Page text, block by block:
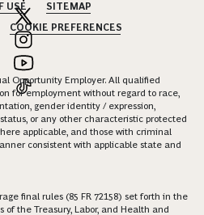
USE
SITEMAP
COOKIE PREFERENCES
Opportunity Employer. All qualified
for employment without regard to race,
gender identity / expression,
or any other characteristic protected
applicable, and those with criminal
consistent with applicable state and
final rules (85 FR 72158) set forth in the
the Treasury, Labor, and Health and